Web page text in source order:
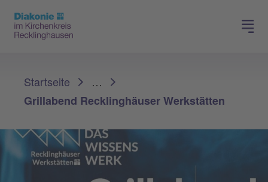
Spenden
Startseite
…
Grillabend Recklinghäuser Werkstätten